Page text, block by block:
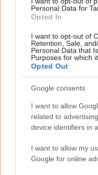
Personal Data for
Opted In
I want to opt-out of
Retention, Sale,
Personal Data that
Purposes for which
Opted Out
Google consents
I want to allow
related to
device identifiers in
I want to allow my
Google for online
Διαβάστε επίσης